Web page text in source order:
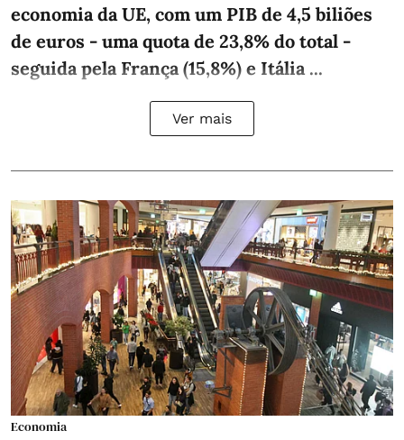
economia da UE, com um PIB de 4,5 biliões
de euros - uma quota de 23,8% do total -
seguida pela França (15,8%) e Itália ...
Ver mais
Economia